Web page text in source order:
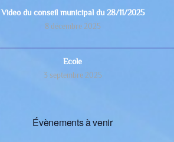
Video du conseil municipal du 28/11/2025
8 décembre 2025
Ecole
3 septembre 2025
Évènements à venir